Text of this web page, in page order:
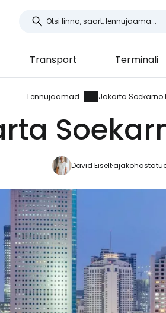
Transport Terminali
Lennujaamad
David Eiselt